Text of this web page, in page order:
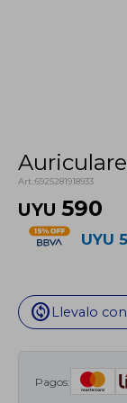
6925281918933
UYU 590
UYU
change_circle Llevalo
Pagos: